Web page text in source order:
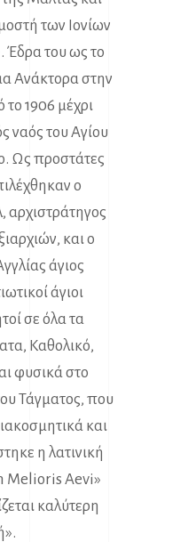
των Ιονίων
Έδρα του ως το
Ανάκτορα στην
1906 μέχρι
ναός του Αγίου
Ως προστάτες
ο
αρχιστράτηγος
και ο
άγιος
άγιοι
σε όλα τα
Καθολικό,
φυσικά στο
Τάγματος, που
και
η λατινική
Melioris Aevi»
καλύτερη